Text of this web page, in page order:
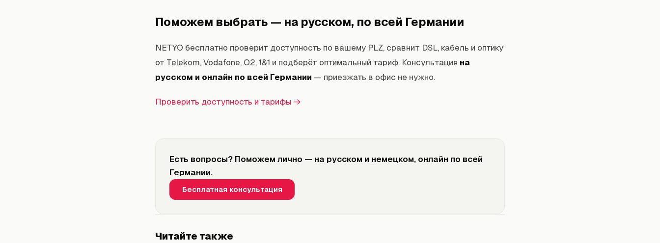
Поможем выбрать — на русском, по всей Германии
NETYO бесплатно проверит доступность по вашему PLZ, сравнит DSL, кабель и оптику
от Telekom, Vodafone, O2, 1&1 и подберёт оптимальный тариф. Консультация на
русском и онлайн по всей Германии — приезжать в офис не нужно.
Проверить доступность и тарифы →
Есть вопросы? Поможем лично — на русском и немецком, онлайн по всей
Германии.
Бесплатная консультация
Читайте также